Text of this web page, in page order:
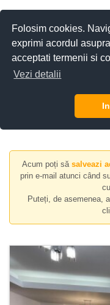
Folosim cookies.
exprimi acordul
acceptati termenii si
Vezi detalii
Apartamente de
Acum poți să salveazi
prin e-mail atunci când
Puteți, de asemenea,